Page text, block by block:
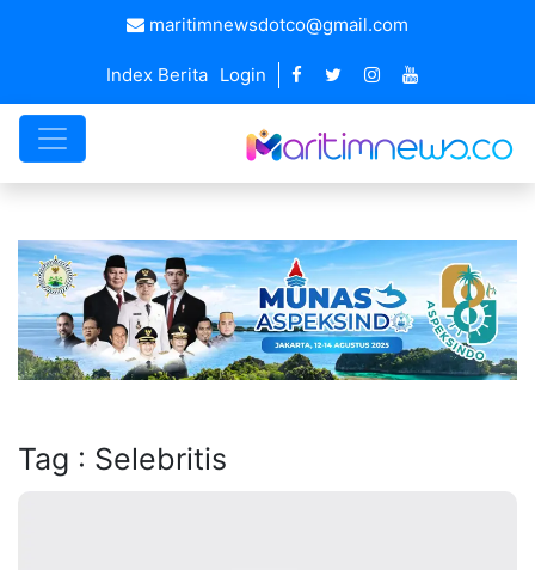
maritimnewsdotco@gmail.com
Index Berita Login
Tag : Selebritis